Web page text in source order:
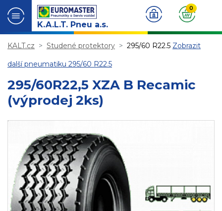
K.A.L.T. Pneu a.s.
0
KALT.cz Studené protektory 295/60 R22.5 Zobrazit
další pneumatiku 295/60 R22.5
295/60R22,5 XZA B Recamic
(výprodej 2ks)